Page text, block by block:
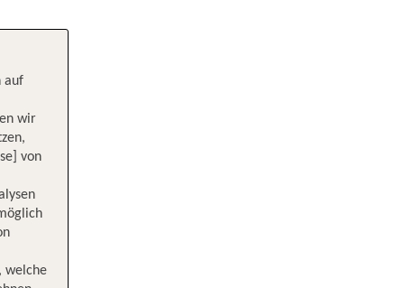
auf
wir
von
welche